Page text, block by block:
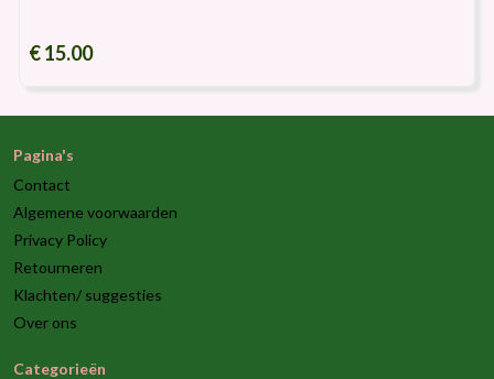
€ 15.00
Pagina's
Contact
Algemene voorwaarden
Privacy Policy
Retourneren
Klachten/ suggesties
Over ons
Categorieën